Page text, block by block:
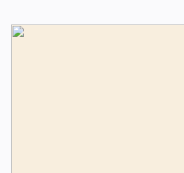
Trends, Coffee & Beverage
Health & Wellness Trends, E-